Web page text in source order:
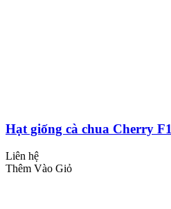
Hạt giống cà chua Cherry F1
Liên hệ
Thêm Vào Giỏ